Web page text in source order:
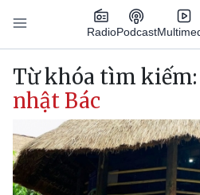
Nhảy đến nội dung
RadioPodcast
Main navigation
Từ khóa tìm kiếm:
nhật Bác